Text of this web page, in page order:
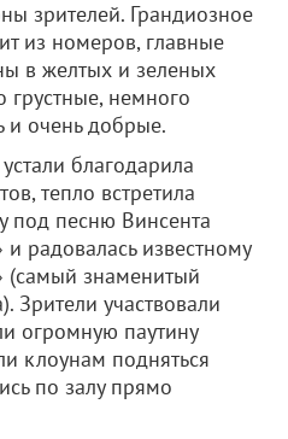
зрителей. Грандиозное
из номеров, главные
в желтых и зеленых
немного
и очень добрые.
благодарила
тепло встретила
под песню Винсента
радовалась известному
(самый знаменитый
Зрители участвовали
огромную паутину
клоунам подняться
по залу прямо